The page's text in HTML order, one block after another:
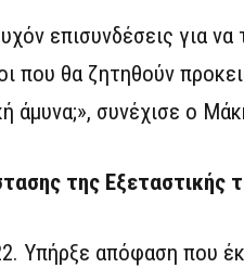
επισυνδέσεις για
που θα ζητηθούν
άμυνα;», συνέχισε ο
της Εξεταστικής
Υπήρξε απόφαση που